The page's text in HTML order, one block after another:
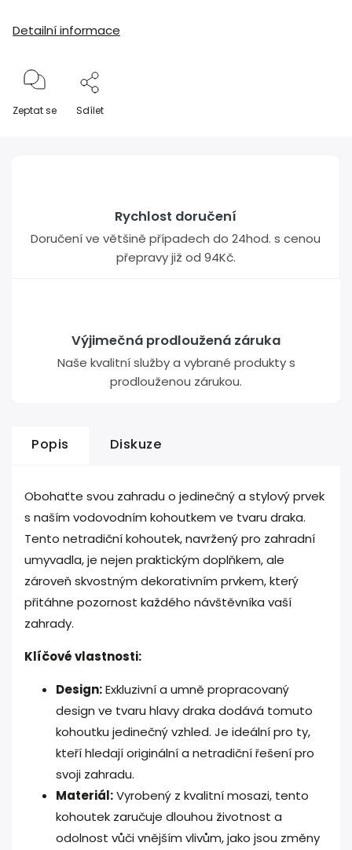
Detailní informace
Zeptat se Sdílet
Rychlost doručení
Doručení ve většině případech do 24hod. s cenou
přepravy již od 94Kč.
Výjimečná prodloužená záruka
Naše kvalitní služby a vybrané produkty s
prodlouženou zárukou.
Popis Diskuze
Obohaťte svou zahradu o jedinečný a stylový prvek
s naším vodovodním kohoutkem ve tvaru draka.
Tento netradiční kohoutek, navržený pro zahradní
umyvadla, je nejen praktickým doplňkem, ale
zároveň skvostným dekorativním prvkem, který
přitáhne pozornost každého návštěvníka vaší
zahrady.
Klíčové vlastnosti:
Design:Exkluzivní a umně propracovaný
design ve tvaru hlavy draka dodává tomuto
kohoutku jedinečný vzhled. Je ideální pro ty,
kteří hledají originální a netradiční řešení pro
svoji zahradu.
Materiál:Vyrobený z kvalitní mosazi, tento
kohoutek zaručuje dlouhou životnost a
odolnost vůči vnějším vlivům, jako jsou změny